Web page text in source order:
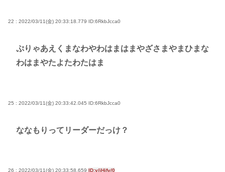
22 : 2022/03/11(金) 20:33:18.779 ID:6RkbJcca0
ぷりゃあえくまなわやわはまはまやざさまやまひまな
わはまやたよたわたはま
25 : 2022/03/11(金) 20:33:42.045 ID:6RkbJcca0
ななもりってリーダーだっけ？
26 : 2022/03/11(金) 20:33:58.659 ID:y/jHjfv/0